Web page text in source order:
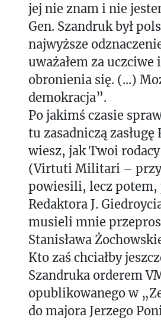
jej nie znam i nie
Gen. Szandruk był
najwyższe
uważałem za uczciwe
obronienia się. (...)
demokracja”.
Po jakimś czasie
tu zasadniczą
wiesz, jak Twoi
(Virtuti Militari –
powiesili, lecz potem,
Redaktora J.
musieli mnie
Stanisława
Kto zaś chciałby
Szandruka orderem
opublikowanego w
do majora Jerzego